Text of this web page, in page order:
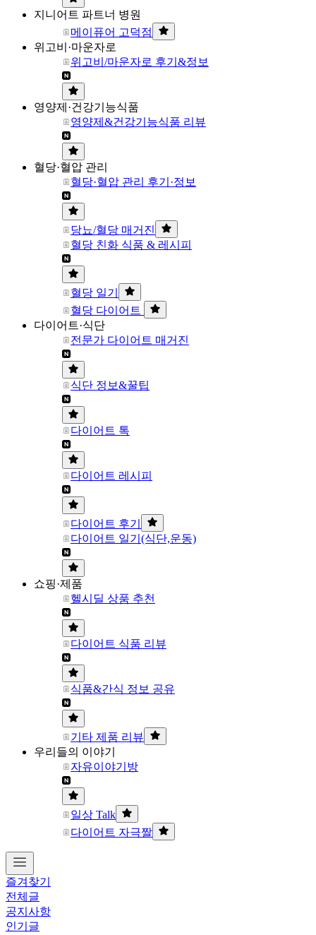
지니어트 파트너 병원
메이퓨어 고덕점
위고비·마운자로
위고비/마운자로 후기&정보
영양제·건강기능식품
영양제&건강기능식품 리뷰
혈당·혈압 관리
혈당·혈압 관리 후기·정보
당뇨/혈당 매거진
혈당 친화 식품 & 레시피
혈당 일기
혈당 다이어트
다이어트·식단
전문가 다이어트 매거진
식단 정보&꿀팁
다이어트 톡
다이어트 레시피
다이어트 후기
다이어트 일기(식단,운동)
쇼핑·제품
헬시딜 상품 추천
다이어트 식품 리뷰
식품&간식 정보 공유
기타 제품 리뷰
우리들의 이야기
자유이야기방
일상 Talk
다이어트 자극짤
즐겨찾기
전체글
공지사항
인기글